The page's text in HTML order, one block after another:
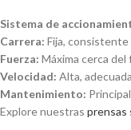
Sistema de
Carrera: Fija, consistente
Fuerza: Máxima cerca del
Velocidad: Alta,
Mantenimiento:
Explore nuestras prensas